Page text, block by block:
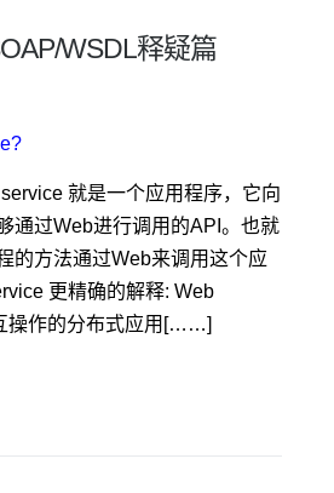
WSDL释疑篇
就是一个应用程序，它向
通过Web进行调用的API。也就
的方法通过Web来调用这个应
更精确的解释: Web
操作的分布式应用[……]